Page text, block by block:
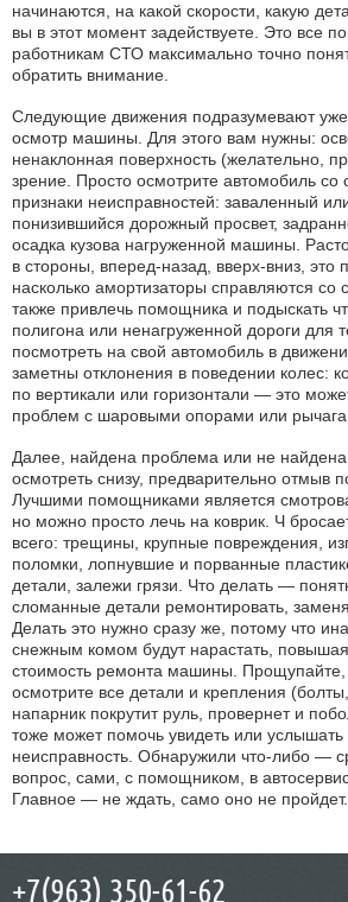
начинаются, на какой скорости, какую
вы в этот момент задействуете. Это все
работникам СТО максимально точно
обратить внимание.
Следующие движения подразумевают
осмотр машины. Для этого вам нужны:
ненаклонная поверхность (желательно,
зрение. Просто осмотрите автомобиль со
признаки неисправностей: заваленный
понизившийся дорожный просвет,
осадка кузова нагруженной машины.
в стороны, вперед-назад, вверх-вниз, это
насколько амортизаторы справляются со
также привлечь помощника и подыскать
полигона или ненагруженной дороги для
посмотреть на свой автомобиль в
заметны отклонения в поведении колес:
по вертикали или горизонтали — это
проблем с шаровыми опорами или
Далее, найдена проблема или не
осмотреть снизу, предварительно отмыв
Лучшими помощниками является
но можно просто лечь на коврик. Ч
всего: трещины, крупные повреждения,
поломки, лопнувшие и порванные
детали, залежи грязи. Что делать —
сломанные детали ремонтировать,
Делать это нужно сразу же, потому что
снежным комом будут нарастать,
стоимость ремонта машины. Прощупайте,
осмотрите все детали и крепления
напарник покрутит руль, провернет и
тоже может помочь увидеть или услышать
неисправность. Обнаружили что-либо —
вопрос, сами, с помощником, в
Главное — не ждать, само оно не пройдет.
+7(963) 350-61-62